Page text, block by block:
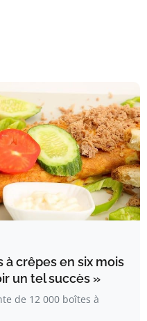
à crêpes en six mois
un tel succès »
de 12 000 boîtes à